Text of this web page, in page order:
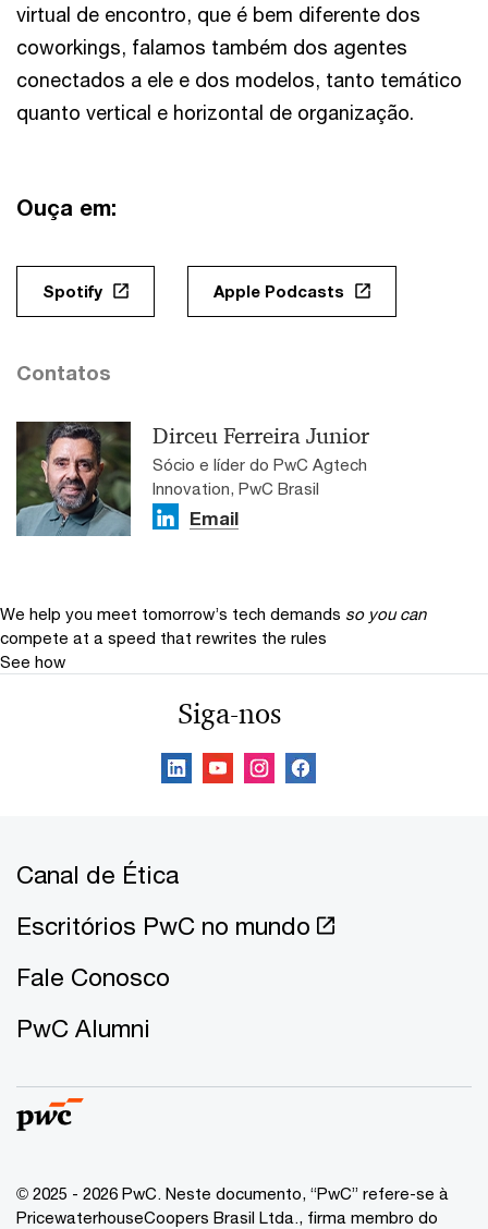
virtual de encontro, que é bem diferente dos
coworkings, falamos também dos agentes
conectados a ele e dos modelos, tanto temático
quanto vertical e horizontal de organização.
Ouça em:
Spotify Apple Podcasts
Contatos
Dirceu Ferreira Junior
Sócio e líder do PwC Agtech
Innovation, PwC Brasil
Email
We help you meet tomorrow’s tech demands so you can
compete at a speed that rewrites the rules
See how
Siga-nos
Canal de Ética
Escritórios PwC no mundo
Fale Conosco
PwC Alumni
© 2025 - 2026 PwC. Neste documento, “PwC” refere-se à
PricewaterhouseCoopers Brasil Ltda., firma membro do